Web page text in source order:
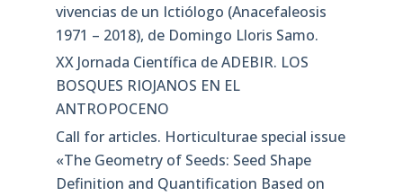
vivencias de un Ictiólogo (Anacefaleosis
1971 – 2018), de Domingo Lloris Samo.
XX Jornada Científica de ADEBIR. LOS
BOSQUES RIOJANOS EN EL
ANTROPOCENO
Call for articles. Horticulturae special issue
«The Geometry of Seeds: Seed Shape
Definition and Quantification Based on